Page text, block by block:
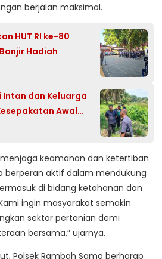
berjalan maksimal.
HUT RI ke-80
Hadiah
Intan dan Keluarga
Awal
keamanan dan ketertiban
berperan aktif dalam mendukung
di bidang ketahanan dan
ingin masyarakat semakin
sektor pertanian demi
bersama,” ujarnya.
Polsek Rambah Samo berharap